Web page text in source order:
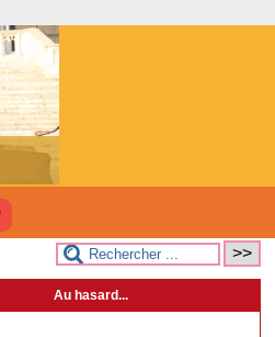
Au hasard...